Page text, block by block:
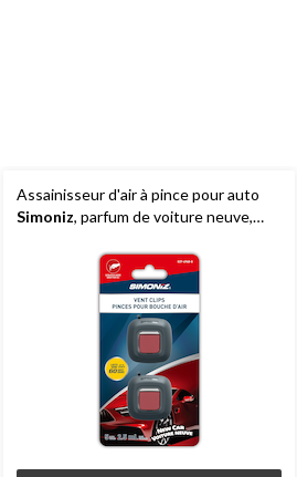
Assainisseur d'air à pince pour auto
Simoniz, parfum de voiture neuve,